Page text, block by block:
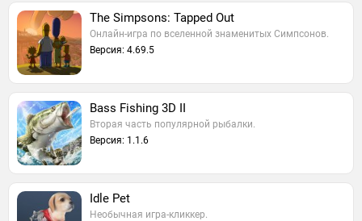
The Simpsons: Tapped Out
Онлайн-игра по вселенной знаменитых Симпсонов.
Версия: 4.69.5
Bass Fishing 3D II
Вторая часть популярной рыбалки.
Версия: 1.1.6
Idle Pet
Необычная игра-кликкер.